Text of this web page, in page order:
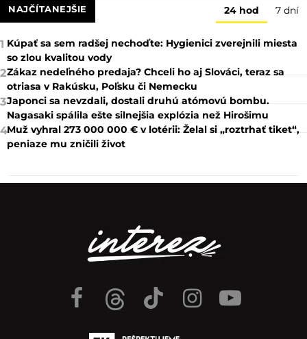
NAJČÍTANEJŠIE 24 hod 7 dní
1 Kúpať sa sem radšej nechoďte: Hygienici zverejnili miesta
so zlou kvalitou vody
2Zákaz nedeľného predaja? Chceli ho aj Slováci, teraz sa
otriasa v Rakúsku, Poľsku či Nemecku
3Japonci sa nevzdali, dostali druhú atómovú bombu.
Nagasaki spálila ešte silnejšia explózia než Hirošimu
4Muž vyhral 273 000 000 € v lotérii: Želal si „roztrhať tiket“,
peniaze mu zničili život